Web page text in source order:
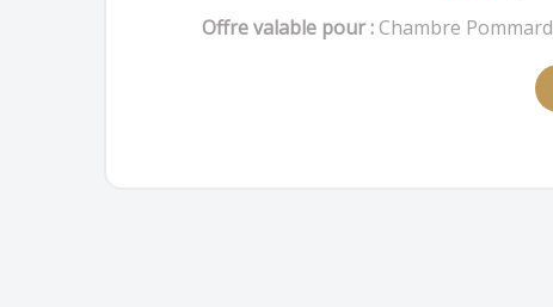
Offre valable pour : Chambre Pommard